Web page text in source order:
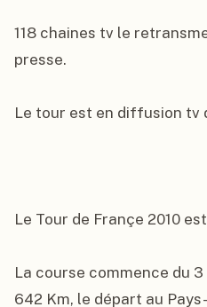
118 chaines tv le
presse.
Le tour est en diffusion tv
Le Tour de Françe 2010
La course commence du